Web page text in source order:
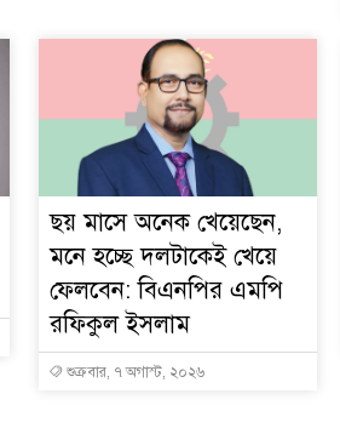
ছয় মাসে অনেক খেয়েছেন,
মনে হচ্ছে দলটাকেই খেয়ে
ফেলবেন: বিএনপির এমপি
রফিকুল ইসলাম
শুক্রবার, ৭ অগাস্ট, ২০২৬